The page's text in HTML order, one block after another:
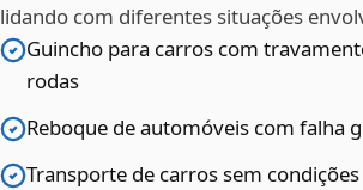
lidando com diferentes situações
Guincho para carros com
rodas
Reboque de automóveis com falha
Transporte de carros sem